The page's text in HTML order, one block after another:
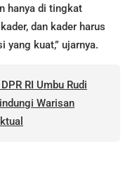
hanya di tingkat
dan kader harus
kuat,” ujarnya.
RI Umbu Rudi
Warisan